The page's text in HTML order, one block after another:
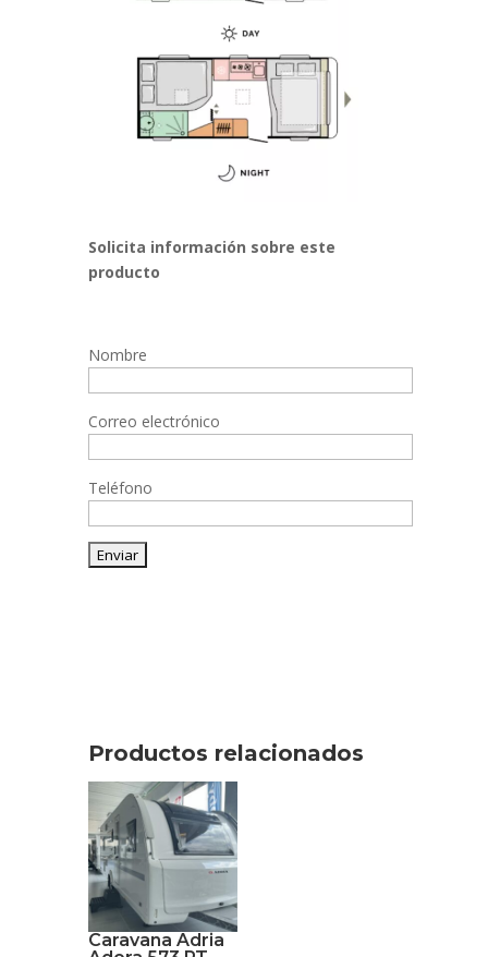
Solicita información sobre este
producto
Nombre
Correo electrónico
Teléfono
Productos relacionados
Caravana Adria